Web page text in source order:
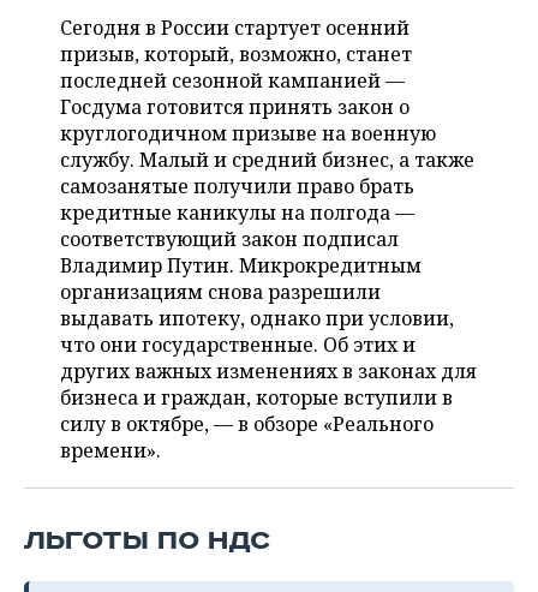
ОТКРЫТАЯ ЛЕКЦИЯ
БАСКЕТБОЛ
ВОЛЕЙБОЛ
КИБЕРСПОРТ
ФИГУРНОЕ КАТАНИЕ
ВОДНЫЕ ВИДЫ СПОРТА
ХОККЕЙ С МЯЧОМ
ИНФРАСТРУКТУРА
ИСТОРИЯ
КУЛЬТУРА
МЕДИЦИНА
ОБРАЗОВАНИЕ
ПРОИСШЕСТВИЯ
СПРАВОЧНИК
СПИСОК ПЕРСОН
СПИСОК КОМПАНИЙ
ПОЛНАЯ ВЕРСИЯ
Сегодня в России стартует осенний
призыв, который, возможно, станет
последней сезонной кампанией —
Госдума готовится принять закон о
круглогодичном призыве на военную
службу. Малый и средний бизнес, а также
самозанятые получили право брать
кредитные каникулы на полгода —
соответствующий закон подписал
Владимир Путин. Микрокредитным
организациям снова разрешили
выдавать ипотеку, однако при условии,
что они государственные. Об этих и
других важных изменениях в законах для
бизнеса и граждан, которые вступили в
силу в октябре, — в обзоре «Реального
времени».
ЛЬГОТЫ ПО НДС